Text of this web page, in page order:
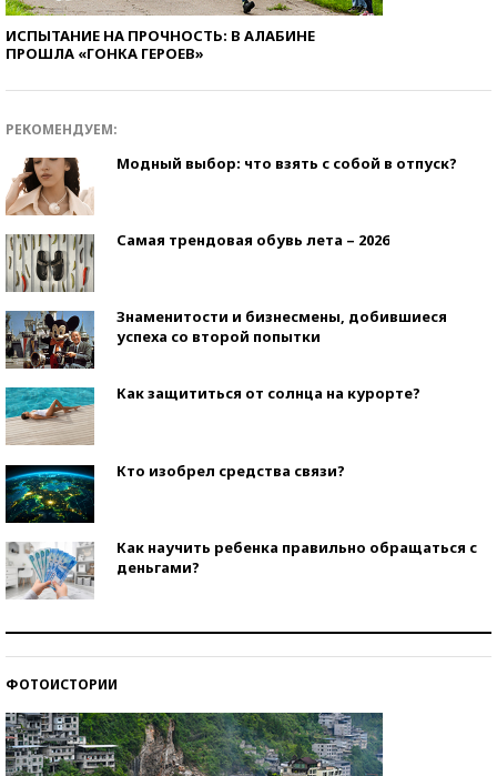
ИСПЫТАНИЕ НА ПРОЧНОСТЬ: В АЛАБИНЕ
ПРОШЛА «ГОНКА ГЕРОЕВ»
РЕКОМЕНДУЕМ:
Модный выбор: что взять с собой в отпуск?
Самая трендовая обувь лета – 2026
Знаменитости и бизнесмены, добившиеся
успеха со второй попытки
Как защититься от солнца на курорте?
Кто изобрел средства связи?
Как научить ребенка правильно обращаться с
деньгами?
ФОТОИСТОРИИ